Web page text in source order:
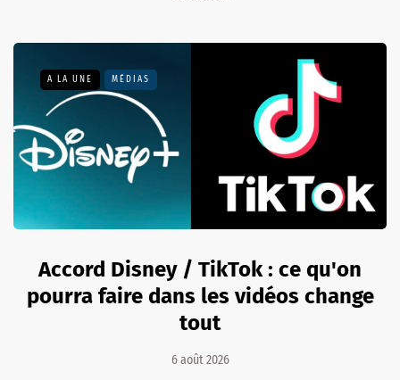
A LA UNE MÉDIAS
Accord Disney / TikTok : ce qu'on
pourra faire dans les vidéos change
tout
6 août 2026